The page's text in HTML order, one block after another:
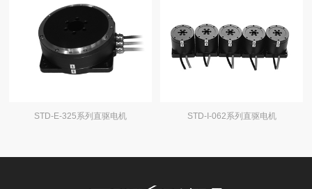
STD-E-325系列直驱电机 STD-I-062系列直驱电机